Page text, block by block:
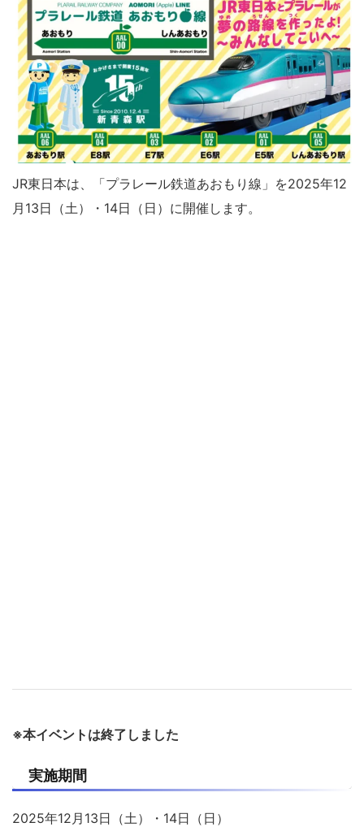
JR東日本は、「プラレール鉄道あおもり線」を2025年12
月13日（土）・14日（日）に開催します。
※本イベントは終了しました
実施期間
2025年12月13日（土）・14日（日）